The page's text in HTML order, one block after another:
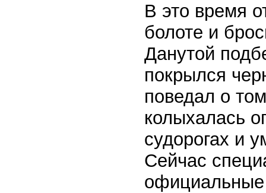
В это время
болоте и
Данутой
покрылся
поведал о
колыхалась
судорогах и
Сейчас